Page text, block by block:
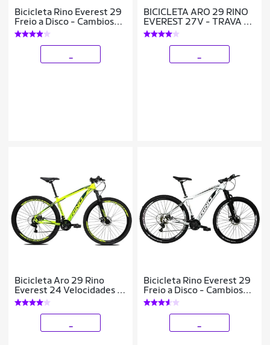
Bicicleta Rino Everest 29
Freio a Disco - Cambios
Shimano 21v
BICICLETA ARO 29 RINO
EVEREST 27V - TRAVA -
HIDRAULICO
Bicicleta Aro 29 Rino
Everest 24 Velocidades -
Freio Hidrualico
Bicicleta Rino Everest 29
Freio a Disco - Cambios
Shimano 24v